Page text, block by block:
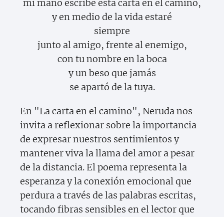
mi mano escribe esta carta en el camino,
y en medio de la vida estaré
siempre
junto al amigo, frente al enemigo,
con tu nombre en la boca
y un beso que jamás
se apartó de la tuya.
En "La carta en el camino", Neruda nos
invita a reflexionar sobre la importancia
de expresar nuestros sentimientos y
mantener viva la llama del amor a pesar
de la distancia. El poema representa la
esperanza y la conexión emocional que
perdura a través de las palabras escritas,
tocando fibras sensibles en el lector que